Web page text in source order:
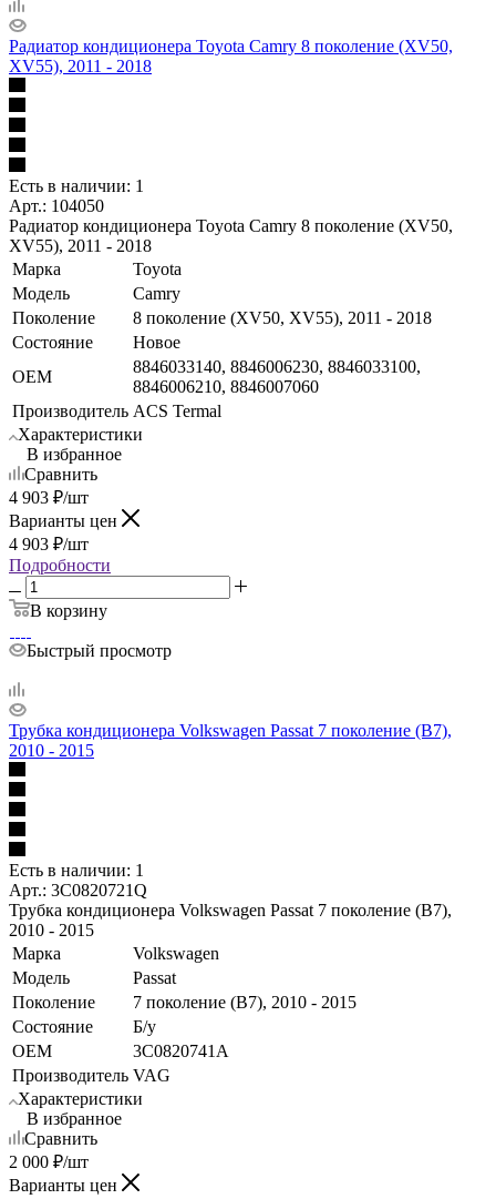
Радиатор кондиционера Toyota Camry 8 поколение (XV50,
XV55), 2011 - 2018
Есть в наличии: 1
Арт.: 104050
Радиатор кондиционера Toyota Camry 8 поколение (XV50,
XV55), 2011 - 2018
Марка
Toyota
Модель
Camry
Поколение
8 поколение (XV50, XV55), 2011 - 2018
Состояние
Новое
OEM
8846033140, 8846006230, 8846033100,
8846006210, 8846007060
Производитель ACS Termal
Характеристики
В избранное
Сравнить
4 903 ₽/шт
Варианты цен
4 903 ₽/шт
Подробности
В корзину
Быстрый просмотр
Трубка кондиционера Volkswagen Passat 7 поколение (B7),
2010 - 2015
Есть в наличии: 1
Арт.: 3C0820721Q
Трубка кондиционера Volkswagen Passat 7 поколение (B7),
2010 - 2015
Марка
Volkswagen
Модель
Passat
Поколение
7 поколение (B7), 2010 - 2015
Состояние
Б/у
OEM
3C0820741A
Производитель VAG
Характеристики
В избранное
Сравнить
2 000 ₽/шт
Варианты цен